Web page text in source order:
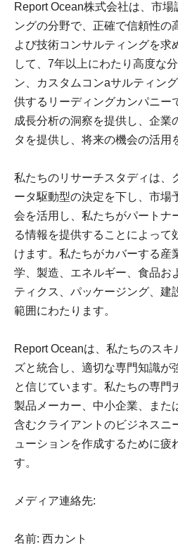
Report Ocean株式会社は、市
ングの分野で、正確で信頼性の
よび技術コンサルティングを求
して、7年以上にわたり高度な
ン、カスタムコンaサルティン
供するリーディングカンパニー
成長分析の洞察を提供し、企業
タを提供し、将来の機会の活用
私たちのリサーチスタディは、
ータ駆動型の決定を下し、市場
会を活用し、私たちがパートナ
る情報を提供することによって
けます。私たちがカバーする産
学、製造、エネルギー、食品お
ティクス、パッケージング、建
範囲にわたります。
Report Oceanは、私たちのス
ズと統合し、適切な専門知識が
と信じています。私たちの専門
製品メーカー、中小企業、また
含むクライアントのビジネスニ
ューションを作成するために疲
す。
メディア連絡先:
名前: 西カント